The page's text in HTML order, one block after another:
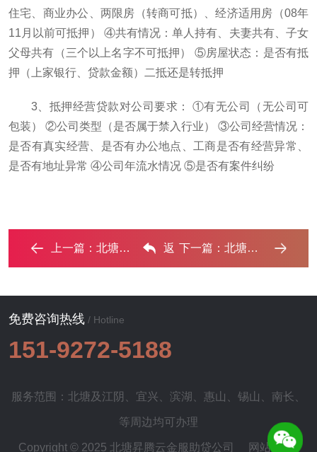
住宅、商业办公、两限房（转商可抵）、经济适用房（08年
11月以前可抵押） ④共有情况：单人持有、夫妻共有、子女
父母共有（三个以上名字不可抵押） ⑤房屋状态：是否有抵
押（上家银行、贷款金额）二抵还是转抵押
3、抵押经营贷款对公司要求： ①有无公司（无公司可
包装） ②公司类型（是否属于禁入行业） ③公司经营情况：
是否有真实经营、是否有办公地点、工商是否有经营异常、
是否有地址异常 ④公司年流水情况 ⑤是否有案件纠纷
上一篇： 北塘房子抵押给银行贷款利率多少 ?‌ 返 下一篇：北塘停息挂账怎么办理？办理停息挂账的流程和注意事项 ...‌
免费咨询热线 / Hotline
151-9272-5188
服务范围：北塘及江阴 宜兴 滨湖 惠山 锡山 南长
等周边均可办理
Copyright © 2025 北塘昇腾云金服助贷公司 网站地图|